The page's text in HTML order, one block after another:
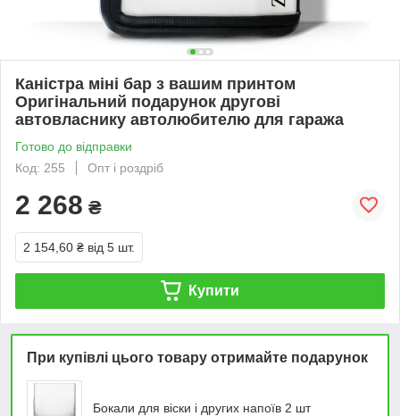
Каністра міні бар з вашим принтом
Оригінальний подарунок другові
автовласнику автолюбителю для гаража
Готово до відправки
Код: 255
Опт і роздріб
2 268 ₴
2 154,60 ₴ від 5 шт.
Купити
При купівлі цього товару отримайте подарунок
Бокали для віски і других напоїв 2 шт